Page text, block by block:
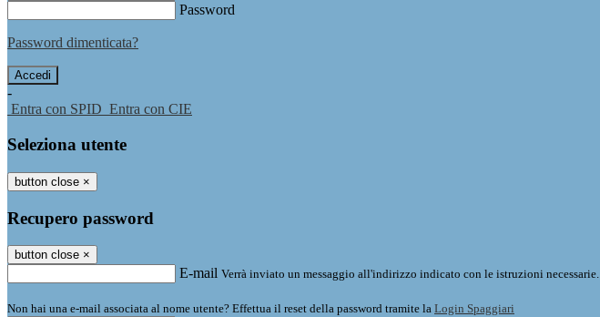
Password
Password dimenticata?
-
Entra con SPID Entra con CIE
Seleziona utente
button close ×
Recupero password
button close ×
E-mail Verrà inviato un messaggio all'indirizzo indicato con le istruzioni necessarie.
Non hai una e-mail associata al nome utente? Effettua il reset della password tramite la Login Spaggiari